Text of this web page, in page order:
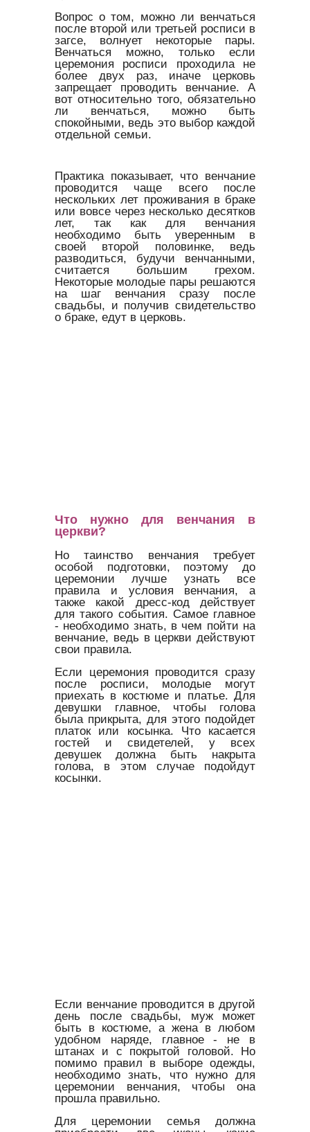
Вопрос о том, можно ли венчаться
после второй или третьей росписи в
загсе, волнует некоторые пары.
Венчаться можно, только если
церемония росписи проходила не
более двух раз, иначе церковь
запрещает проводить венчание. А
вот относительно того, обязательно
ли венчаться, можно быть
спокойными, ведь это выбор каждой
отдельной семьи.
Практика показывает, что венчание
проводится чаще всего после
нескольких лет проживания в браке
или вовсе через несколько десятков
лет, так как для венчания
необходимо быть уверенным в
своей второй половинке, ведь
разводиться, будучи венчанными,
считается большим грехом.
Некоторые молодые пары решаются
на шаг венчания сразу после
свадьбы, и получив свидетельство
о браке, едут в церковь.
Что нужно для венчания в
церкви?
Но таинство венчания требует
особой подготовки, поэтому до
церемонии лучше узнать все
правила и условия венчания, а
также какой дресс-код действует
для такого события. Самое главное
- необходимо знать, в чем пойти на
венчание, ведь в церкви действуют
свои правила.
Если церемония проводится сразу
после росписи, молодые могут
приехать в костюме и платье. Для
девушки главное, чтобы голова
была прикрыта, для этого подойдет
платок или косынка. Что касается
гостей и свидетелей, у всех
девушек должна быть накрыта
голова, в этом случае подойдут
косынки.
Если венчание проводится в другой
день после свадьбы, муж может
быть в костюме, а жена в любом
удобном наряде, главное - не в
штанах и с покрытой головой. Но
помимо правил в выборе одежды,
необходимо знать, что нужно для
церемонии венчания, чтобы она
прошла правильно.
Для церемонии семья должна